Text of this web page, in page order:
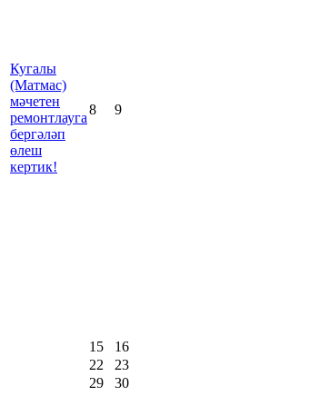
Кугалы
(Матмас)
мәчетен
ремонтлауга
бергәләп
өлеш
кертик!
8 9
15
16
22
23
29
30